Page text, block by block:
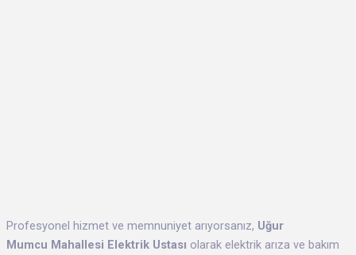
Profesyonel hizmet ve memnuniyet arıyorsanız, Uğur
Mumcu Mahallesi Elektrik Ustası olarak elektrik arıza ve bakım